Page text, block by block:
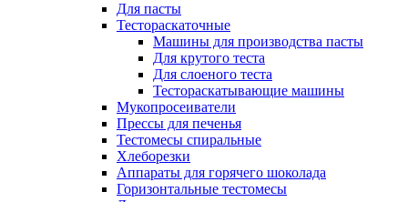
Для пасты
Тестораскаточные
Машины для производства пасты
Для крутого теста
Для слоеного теста
Тестораскатывающие машины
Мукопросеиватели
Прессы для печенья
Тестомесы спиральные
Хлеборезки
Аппараты для горячего шоколада
Горизонтальные тестомесы